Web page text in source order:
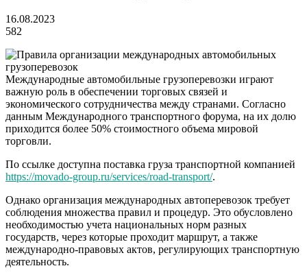
16.08.2023
582
Международные автомобильные грузоперевозки играют
важную роль в обеспечении торговых связей и
экономического сотрудничества между странами. Согласно
данным Международного транспортного форума, на их долю
приходится более 50% стоимостного объема мировой
торговли.
По ссылке доступна поставка груза транспортной компанией
https://movado-group.ru/services/road-transport/.
Однако организация международных автоперевозок требует
соблюдения множества правил и процедур. Это обусловлено
необходимостью учета национальных норм разных
государств, через которые проходит маршрут, а также
международно-правовых актов, регулирующих транспортную
деятельность.